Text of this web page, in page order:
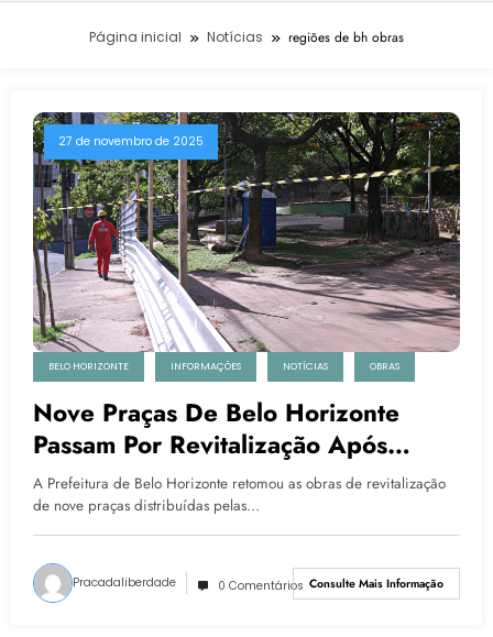
Página inicial Notícias regiões de bh obras
27 de novembro de 2025
BELO HORIZONTE INFORMAÇÕES NOTÍCIAS OBRAS
Nove Praças De Belo Horizonte
Passam Por Revitalização Após
Retomada Das Obras
A Prefeitura de Belo Horizonte retomou as obras de revitalização
de nove praças distribuídas pelas…
Pracadaliberdade 0 Comentários Consulte Mais Informação